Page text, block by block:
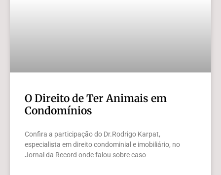
O Direito de Ter Animais em
Condomínios
Confira a participação do Dr.Rodrigo Karpat,
especialista em direito condominial e imobiliário, no
Jornal da Record onde falou sobre caso